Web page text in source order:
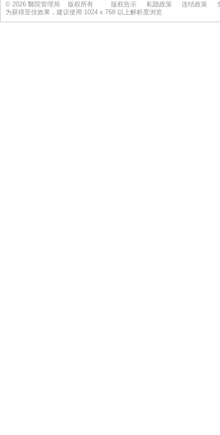
© 2026 醫院管理局 版权所有 版权告示 私隐政策 连结政策
为获得至佳效果，建议使用 1024 x 768 以上解析度浏览